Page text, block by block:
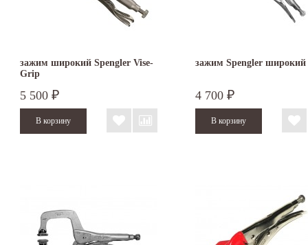
зажим широкий Spengler Vise-
Grip
5 500 ₽
зажим Spengler широкий
4 700 ₽